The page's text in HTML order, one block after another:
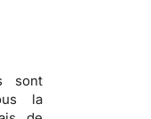
sont
la